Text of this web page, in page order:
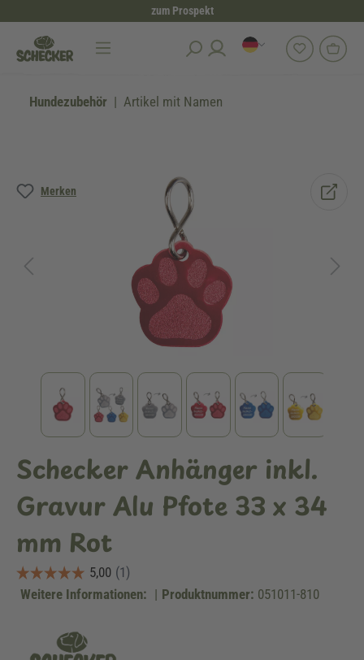
zum Prospekt
Hundezubehör Artikel mit Namen
Merken
Bildergalerie überspringen
Schecker Anhänger inkl.
Gravur Alu Pfote 33 x 34
mm Rot
Weitere Informationen: | Produktnummer: 051011-810